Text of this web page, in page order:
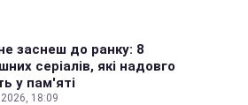
заснеш до ранку: 8
серіалів, які надовго
у пам'яті
18:09